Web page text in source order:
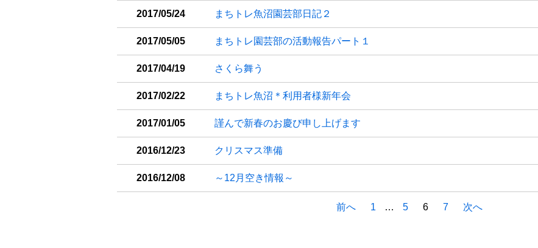
2017/05/24 まちトレ魚沼園芸部日記２
2017/05/05 まちトレ園芸部の活動報告パート１
2017/04/19 さくら舞う
2017/02/22 まちトレ魚沼＊利用者様新年会
2017/01/05 謹んで新春のお慶び申し上げます
2016/12/23 クリスマス準備
2016/12/08 ～12月空き情報～
前へ 1 … 5 6 7 次へ